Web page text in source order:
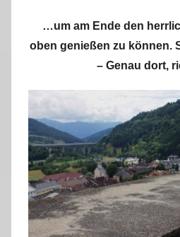
…um am Ende den
oben genießen zu können.
– Genau dort,